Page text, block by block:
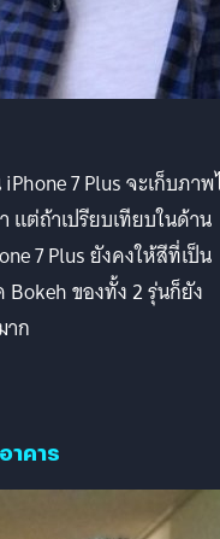
7 Plus จะเก็บภา
แต่ถ้าเปรียบเทียบในด้าน
7 Plus ยังคงให้สีที่เป็น
ของทั้ง 2 รุ่นก็ยัง
าก
าคาร